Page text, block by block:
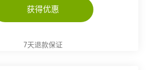
获得优惠
7天退款保证